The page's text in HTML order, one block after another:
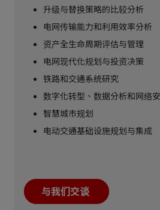
升级与替换策略的比较分析
电网传输能力和利用效率分析
资产全生命周期评估与管理
电网现代化规划与投资决策
铁路和交通系统研究
数字化转型、数据分析和网络
智慧城市规划
电动交通基础设施规划与集成
与我们交谈